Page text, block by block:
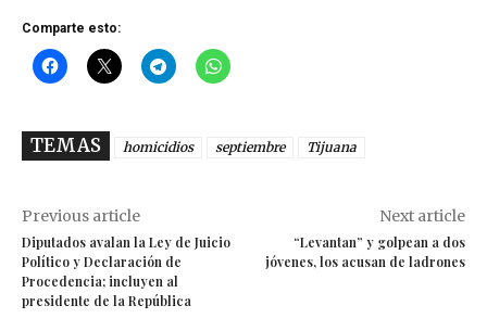
Comparte esto:
TEMAS homicidios septiembre Tijuana
Previous article
Diputados avalan la Ley de Juicio
Político y Declaración de
Procedencia; incluyen al
presidente de la República
Next article
“Levantan” y golpean a dos
jóvenes, los acusan de ladrones